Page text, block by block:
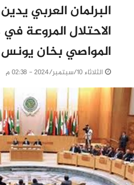
البرلمان العربي
الاحتلال المروعة
المواصي بخان يونس
الثلاثاء 10/سبتمبر/2024 - 02:38 م